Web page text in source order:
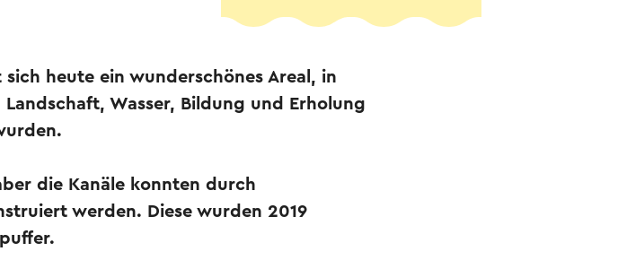
heute ein wunderschönes Areal, in
Wasser, Bildung und Erholung
die Kanäle konnten durch
werden. Diese wurden 2019